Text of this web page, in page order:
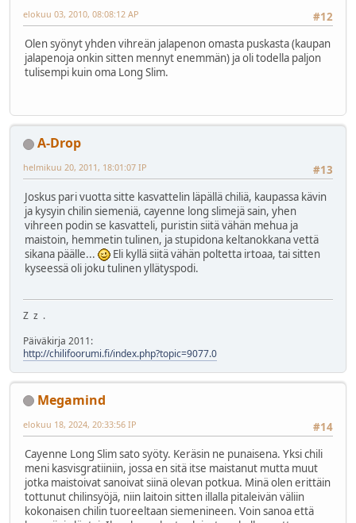
#12
elokuu 03, 2010, 08:08:12 AP
Olen syönyt yhden vihreän jalapenon omasta puskasta (kaupan
jalapenoja onkin sitten mennyt enemmän) ja oli todella paljon
tulisempi kuin oma Long Slim.
A-Drop
#13
helmikuu 20, 2011, 18:01:07 IP
Joskus pari vuotta sitte kasvattelin läpällä chiliä, kaupassa kävin
ja kysyin chilin siemeniä, cayenne long slimejä sain, yhen
vihreen podin se kasvatteli, puristin siitä vähän mehua ja
maistoin, hemmetin tulinen, ja stupidona keltanokkana vettä
sikana päälle...
Eli kyllä siitä vähän poltetta irtoaa, tai sitten
kyseessä oli joku tulinen yllätyspodi.
Z z .
Päiväkirja 2011:
http://chilifoorumi.fi/index.php?topic=9077.0
Megamind
#14
elokuu 18, 2024, 20:33:56 IP
Cayenne Long Slim sato syöty. Keräsin ne punaisena. Yksi chili
meni kasvisgratiiniin, jossa en sitä itse maistanut mutta muut
jotka maistoivat sanoivat siinä olevan potkua. Minä olen erittäin
tottunut chilinsyöjä, niin laitoin sitten illalla pitaleivän väliin
kokonaisen chilin tuoreeltaan siemenineen. Voin sanoa että